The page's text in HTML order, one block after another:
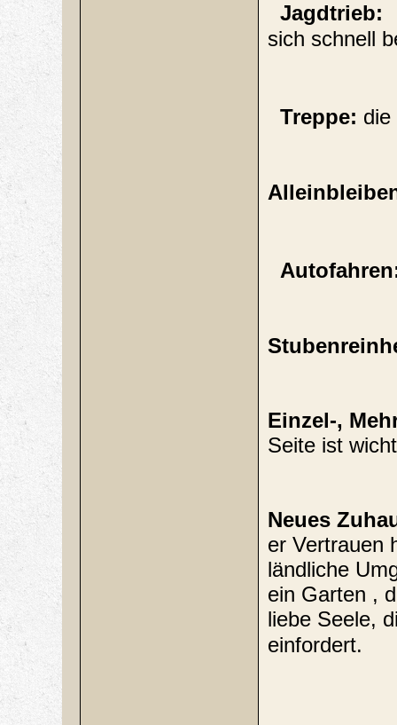
Jagdtrieb:
sich schnell
Treppe: die
Einzel-,
Seite ist
Neues
er Vertrauen
ländliche
ein Garten ,
liebe Seele,
einfordert.